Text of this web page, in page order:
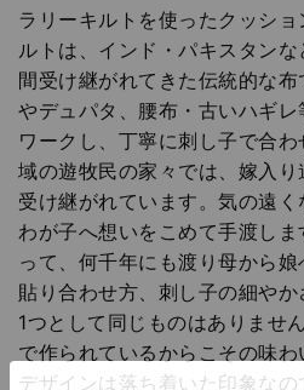
ラリーキルトを使ったクッシ
ルトは、インド・パキスタン
間受け継がれてきた伝統的な
やデュパタ、腰布・古いハギ
ワークし、丁寧に刺し子で合
域の遊牧民の家々では、嫁入
受け継がれています。気の遠く
わが子へ想いをこめて手渡し
って、何千年にも渡り母から
貼り合わせ方、刺し子の細や
1つとして同じものはありませ
で作られているからこその味わ
デザインは落ち着いた印象な